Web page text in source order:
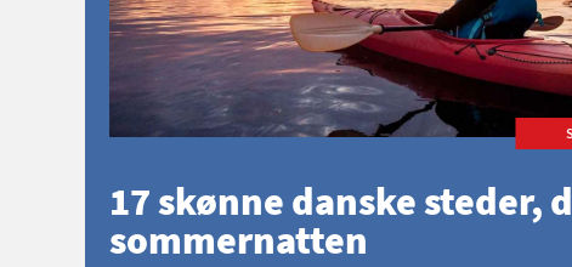
17 skønne danske steder,
sommernatten